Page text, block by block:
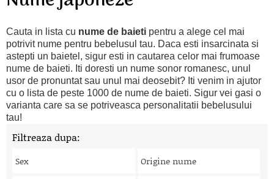
Cauta in lista cu nume de baieti pentru a alege cel mai
potrivit nume pentru bebelusul tau. Daca esti insarcinata si
astepti un baietel, sigur esti in cautarea celor mai frumoase
nume de baieti. Iti doresti un nume sonor romanesc, unul
usor de pronuntat sau unul mai deosebit? Iti venim in ajutor
cu o lista de peste 1000 de nume de baieti. Sigur vei gasi o
varianta care sa se potriveasca personalitatii bebelusului
tau!
Filtreaza dupa:
Sex Origine nume